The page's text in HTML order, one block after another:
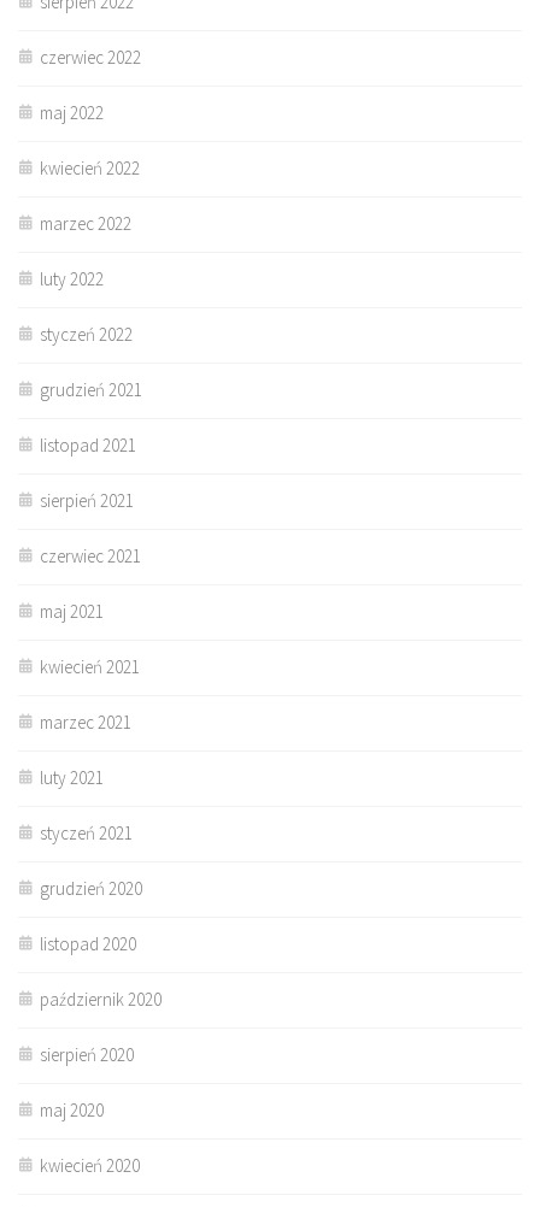
czerwiec 2022
maj 2022
kwiecień 2022
marzec 2022
luty 2022
styczeń 2022
grudzień 2021
listopad 2021
sierpień 2021
czerwiec 2021
maj 2021
kwiecień 2021
marzec 2021
luty 2021
styczeń 2021
grudzień 2020
listopad 2020
październik 2020
sierpień 2020
maj 2020
kwiecień 2020